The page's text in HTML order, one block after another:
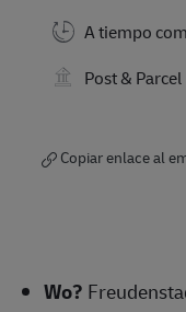
A tiempo
Post & Parcel
Copiar enlace al
Wo?